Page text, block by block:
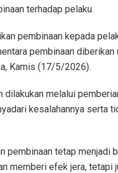
terhadap pelaku.
pembinaan kepada
pembinaan
Kamis (17/5/2026).
dilakukan melalui
kesalahannya serta
pembinaan tetap menjadi
memberi efek jera, tetapi